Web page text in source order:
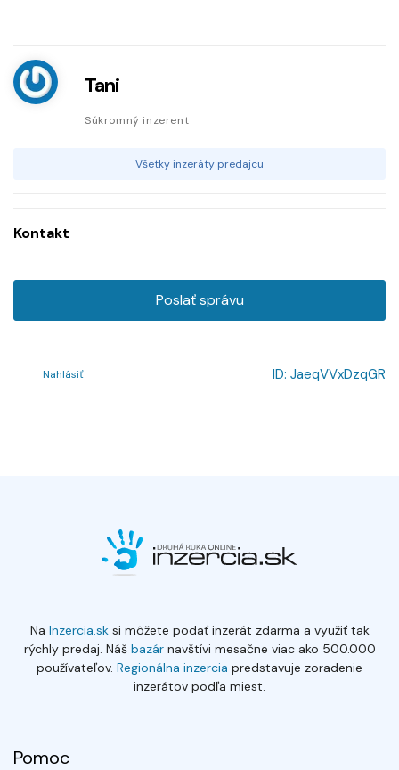
Tani
Súkromný inzerent
Všetky inzeráty predajcu
Kontakt
Poslať správu
Nahlásiť ID: JaeqVVxDzqGR
Na Inzercia.sksi môžete podať inzerát zdarma a využiť tak
rýchly predaj. Náš bazárnavštívi mesačne viac ako 500.000
používateľov. Regionálna inzercia predstavuje zoradenie
inzerátov podľa miest.
Pomoc